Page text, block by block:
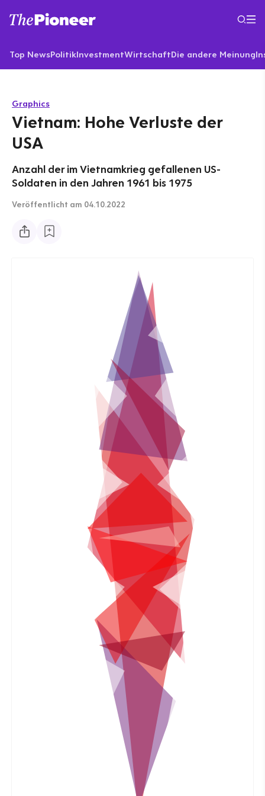
Top NewsPolitikInvestmentWirtschaftDie andere Meinung
Graphics
Vietnam: Hohe Verluste der
USA
Anzahl der im Vietnamkrieg gefallenen US-
Soldaten in den Jahren 1961 bis 1975
Veröffentlicht am 04.10.2022